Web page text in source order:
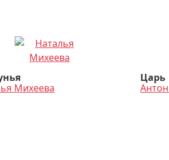
Михеева
Царь